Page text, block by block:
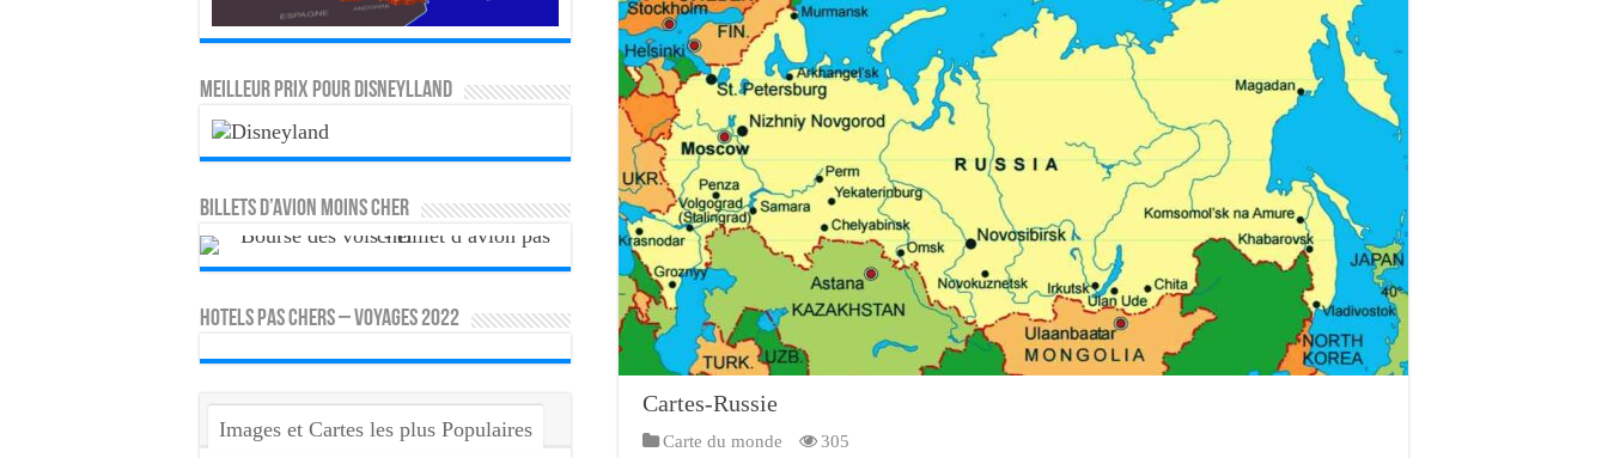
Cartes-Russie
Carte du monde 305
MEILLEUR PRIX POUR DISNEYLLAND
Billets d’avion moins cher
HOTELS PAS CHERS – VOYAGES 2022
Images et Cartes les plus Populaires